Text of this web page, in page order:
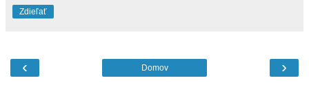
Zdieľať
‹ ›
Domov